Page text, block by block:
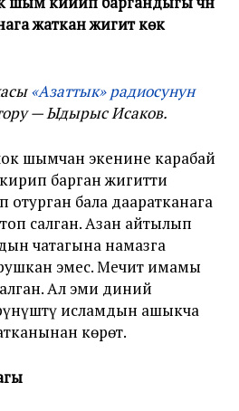
жаткан жигит көк
«Азаттык» радиосунун
— Ыдырыс Исаков.
шымчан экенине карабай
барган жигитти
бала дааратканага
салган. Азан айтылып
чатагына намазга
эмес. Мечит имамы
Ал эми диний
исламдын ашыкча
көрөт.